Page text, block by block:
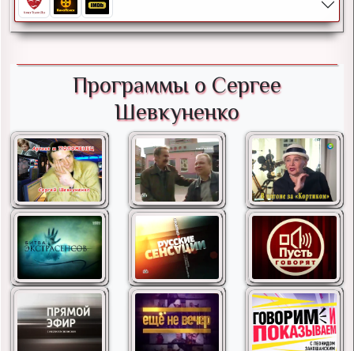
Программы о Сергее
Шевкуненко